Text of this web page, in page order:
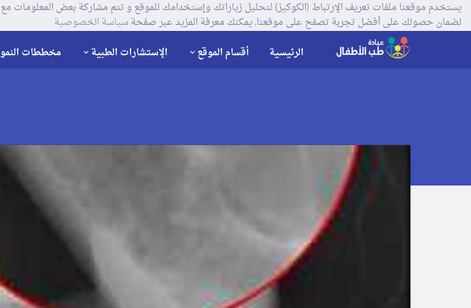
لضمان حصولك على أفضل تجربة تصفح على موقعنا, يمكنك معرفة المزيد عبر صفحةسياسة الخصوصية
الرئيسية أقسام الموقع الإستشارات الطبية مخططات النمو